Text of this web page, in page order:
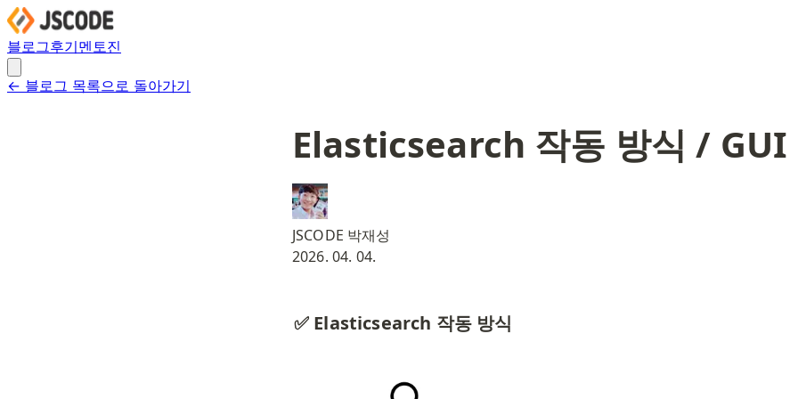
블로그후기멘토진
← 블로그 목록으로 돌아가기
Elasticsearch 작동 방식 / GUI
JSCODE 박재성
2026. 04. 04.
✅ Elasticsearch 작동 방식